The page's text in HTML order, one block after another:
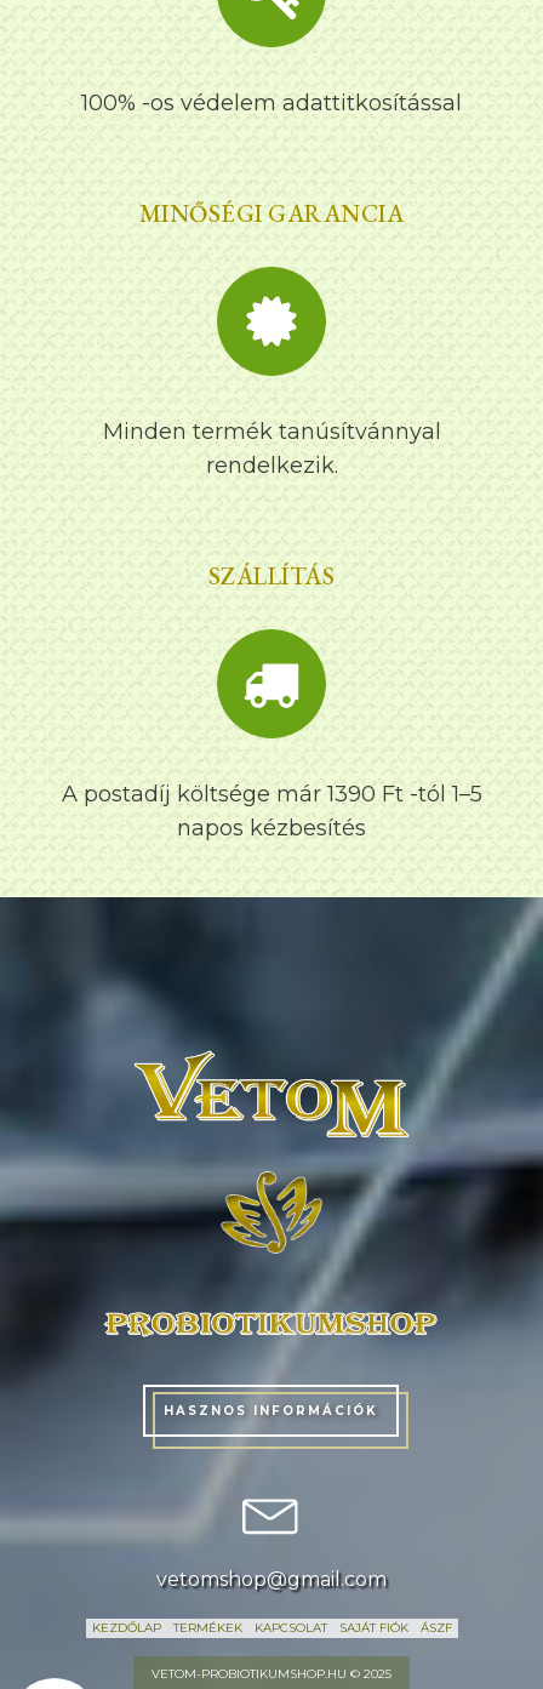
100% -os védelem adattitkosítással
MINŐSÉGI GARANCIA
Minden termék tanúsítvánnyal
rendelkezik.
SZÁLLÍTÁS
A postadíj költsége már 1390 Ft -tól 1–5
napos kézbesítés
HASZNOS INFORMÁCIÓK
vetomshop@gmail.com
KEZDŐLAP TERMÉKEK KAPCSOLAT SAJÁT FIÓK ÁSZF
VETOM-PROBIOTIKUMSHOP.HU © 2025